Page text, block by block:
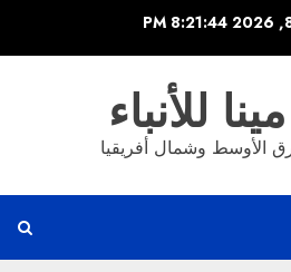
8:21:44 PM
للأنباء
الأوسط وشمال أفريقيا